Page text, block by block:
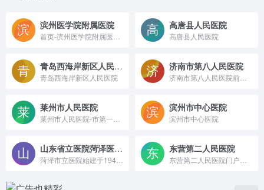
滨州医学院附属医院 高唐县人民医院
高唐县人民医院
青岛西海岸新区人民医院
青岛西海岸新区人民医院
济南市第八人民医院
莱州市人民医院 滨州市中心医院
滨州市中心医院
山东省立医院菏泽医院(菏泽市立医院) 东营第二人民医院